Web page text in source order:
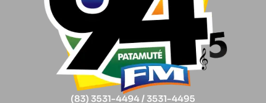
(83) 3531-4494 / 3531-4495